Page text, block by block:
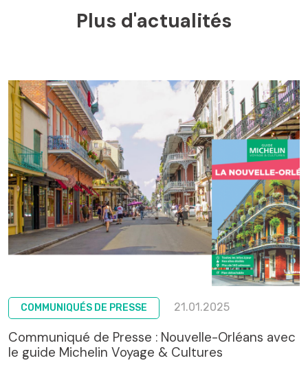
Plus d'actualités
COMMUNIQUÉS DE PRESSE 21.01.2025
Communiqué de Presse : Nouvelle-Orléans avec
le guide Michelin Voyage & Cultures